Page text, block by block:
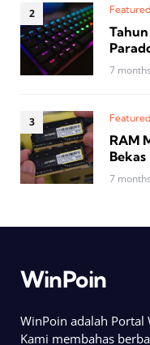
Featured
7
Featured
RAM
Bekas
7
WinPoin
WinPoin adalah Portal
Kami membahas